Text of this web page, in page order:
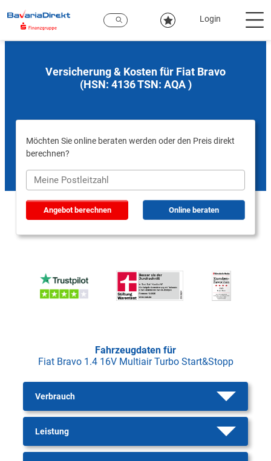
Hauptinhalt
Login
Versicherung & Kosten für Fiat Bravo
(HSN: 4136 TSN: AQA )
Möchten Sie online beraten werden oder den Preis direkt
berechnen?
Angebot berechnen Online beraten
Fahrzeugdaten für
Fiat Bravo 1.4 16V Multiair Turbo Start&Stopp
Verbrauch
Leistung